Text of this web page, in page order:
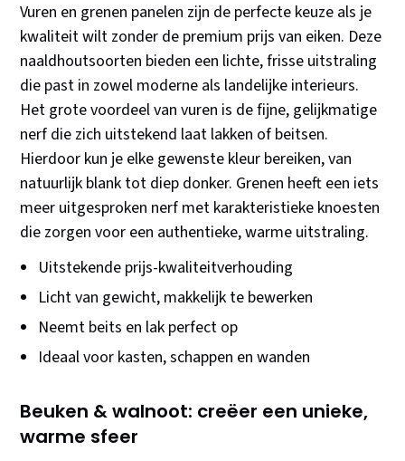
Vuren en grenen panelen zijn de perfecte keuze als je
kwaliteit wilt zonder de premium prijs van eiken. Deze
naaldhoutsoorten bieden een lichte, frisse uitstraling
die past in zowel moderne als landelijke interieurs.
Het grote voordeel van vuren is de fijne, gelijkmatige
nerf die zich uitstekend laat lakken of beitsen.
Hierdoor kun je elke gewenste kleur bereiken, van
natuurlijk blank tot diep donker. Grenen heeft een iets
meer uitgesproken nerf met karakteristieke knoesten
die zorgen voor een authentieke, warme uitstraling.
Uitstekende prijs-kwaliteitverhouding
Licht van gewicht, makkelijk te bewerken
Neemt beits en lak perfect op
Ideaal voor kasten, schappen en wanden
Beuken & walnoot: creëer een unieke,
warme sfeer